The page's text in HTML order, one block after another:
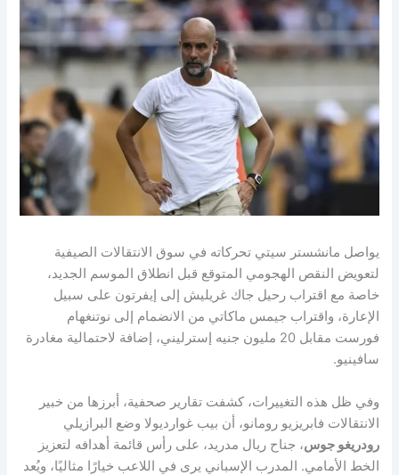
يواصل مانشستر سيتي تحركاته في سوق الانتقالات الصيفية
لتعويض النقص الهجومي المتوقع قبل انطلاق الموسم الجديد،
خاصة مع اقتراب رحيل جاك غريليش إلى إيفرتون على سبيل
الإعارة، واقتراب جيمس ماكاتي من الانضمام إلى نوتنغهام
فورست مقابل 20 مليون جنيه إسترليني، إضافة لاحتمالية مغادرة
سافينيو.
وفي ظل هذه التغييرات، كشفت تقارير صحفية، أبرزها من خبير
الانتقالات فابريزيو رومانو، أن بيب غوارديولا وضع البرازيلي
رودريغو جوس، جناح ريال مدريد، على رأس قائمة أهدافه لتعزيز
الخط الأمامي. المدرب الإسباني يرى في اللاعب خيارًا مثاليًا، ويُعد